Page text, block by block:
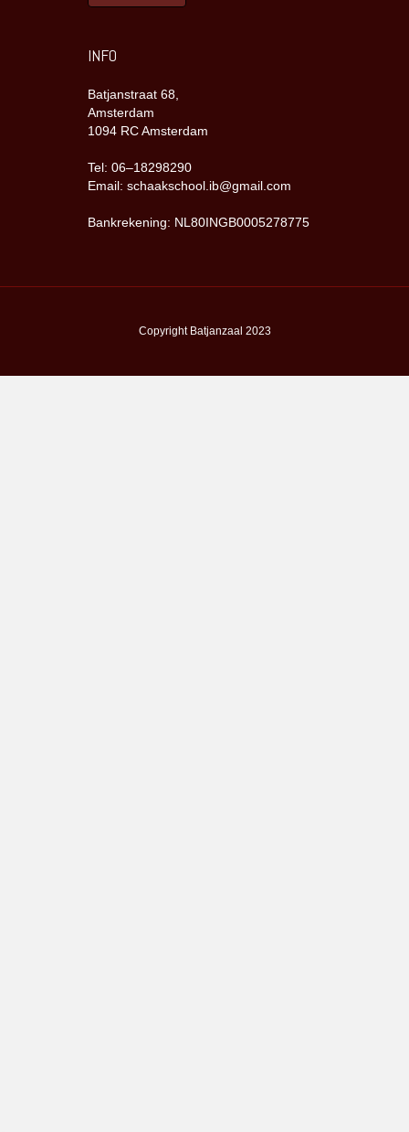
INFO
Batjanstraat 68,
Amsterdam
1094 RC Amsterdam
Tel: 06–18298290
Email: schaakschool.ib@gmail.com
Bankrekening: NL80INGB0005278775
Copyright Batjanzaal 2023